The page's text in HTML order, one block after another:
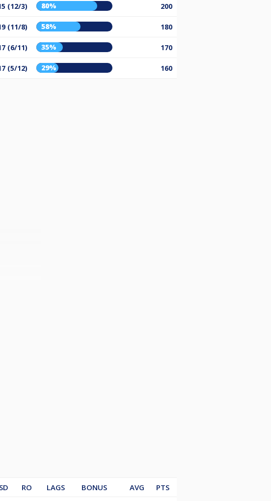
(12/3) 80% 200
(11/8) 58% 180
(6/11) 35% 170
(5/12) 29% 160
SD RO LAGS BONUS AVG
PTS